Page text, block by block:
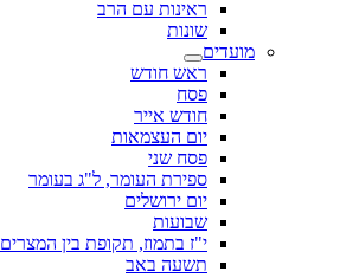
ראינות עם הרב
שונות
מועדים
ראש חודש
פסח
חודש אייר
יום העצמאות
פסח שני
ספירת העומר, ל"ג בעומר
יום ירושלים
שבועות
י"ז בתמוז, תקופת בין המצרים
תשעה באב